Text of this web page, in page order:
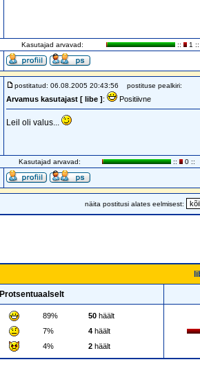
Kasutajad arvavad: :: 1 ::
postitatud: 06.08.2005 20:43:56 postituse pealkiri:
Arvamus kasutajast [ libe ]: Positiivne
Leil oli valus...
Kasutajad arvavad: :: 0 ::
näita postitusi alates eelmisest:
Protsentuaalselt
89% 50 häält
7% 4 häält
4% 2 häält